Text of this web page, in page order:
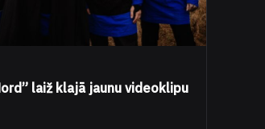
laiž klajā jaunu videoklipu